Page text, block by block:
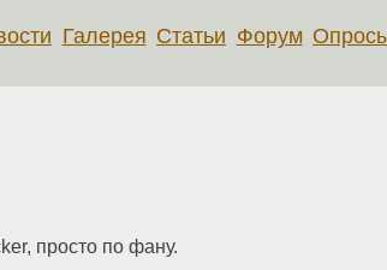
Галерея Статьи Форум
просто по фану.